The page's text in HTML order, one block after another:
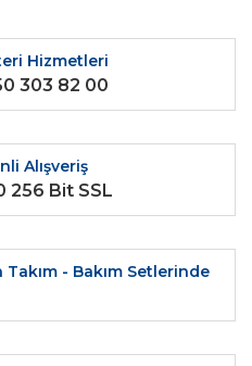
Hizmetleri
303 82 00
Alışveriş
256 Bit SSL
- Bakım Setlerinde